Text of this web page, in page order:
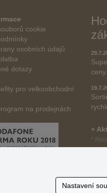
cookie
osobních údajů
dotazy
pro velkoobchodní
na prodejnách
»
*
Nastavení